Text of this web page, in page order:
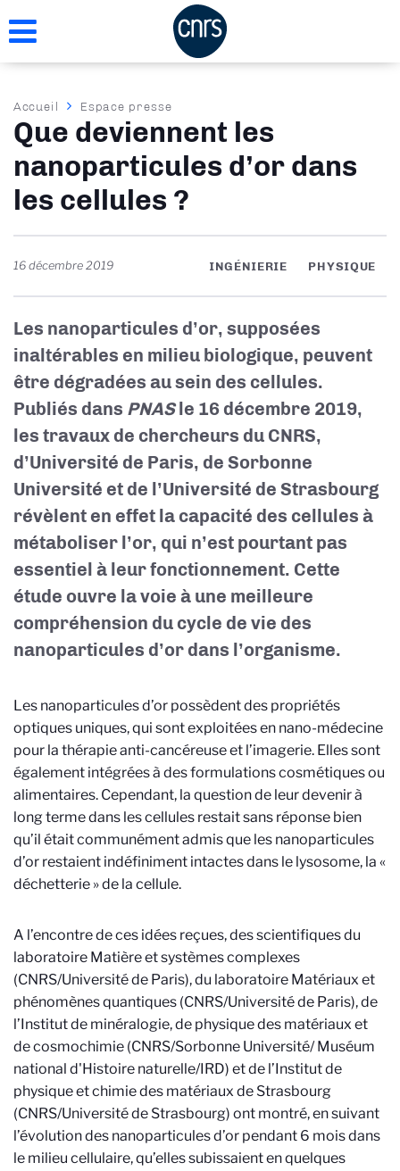
au
Fil
d'Ariane
Accueil Espace presse
Que deviennent les
nanoparticules d’or dans
les cellules ?
16 décembre 2019 INGÉNIERIE PHYSIQUE
Les nanoparticules d’or, supposées
inaltérables en milieu biologique, peuvent
être dégradées au sein des cellules.
Publiés dans PNASle 16 décembre 2019,
les travaux de chercheurs du CNRS,
d’Université de Paris, de Sorbonne
Université et de l’Université de Strasbourg
révèlent en effet la capacité des cellules à
métaboliser l’or, qui n’est pourtant pas
essentiel à leur fonctionnement. Cette
étude ouvre la voie à une meilleure
compréhension du cycle de vie des
nanoparticules d’or dans l’organisme.
Les nanoparticules d’or possèdent des propriétés
optiques uniques, qui sont exploitées en nano-médecine
pour la thérapie anti-cancéreuse et l’imagerie. Elles sont
également intégrées à des formulations cosmétiques ou
alimentaires. Cependant, la question de leur devenir à
long terme dans les cellules restait sans réponse bien
qu’il était communément admis que les nanoparticules
d’or restaient indéfiniment intactes dans le lysosome, la «
déchetterie » de la cellule.
A l’encontre de ces idées reçues, des scientifiques du
laboratoire Matière et systèmes complexes
(CNRS/Université de Paris), du laboratoire Matériaux et
phénomènes quantiques (CNRS/Université de Paris), de
l’Institut de minéralogie, de physique des matériaux et
de cosmochimie (CNRS/Sorbonne Université/ Muséum
national d'Histoire naturelle/IRD) et de l’Institut de
physique et chimie des matériaux de Strasbourg
(CNRS/Université de Strasbourg) ont montré, en suivant
l’évolution des nanoparticules d’or pendant 6 mois dans
le milieu cellulaire, qu’elles subissaient en quelques